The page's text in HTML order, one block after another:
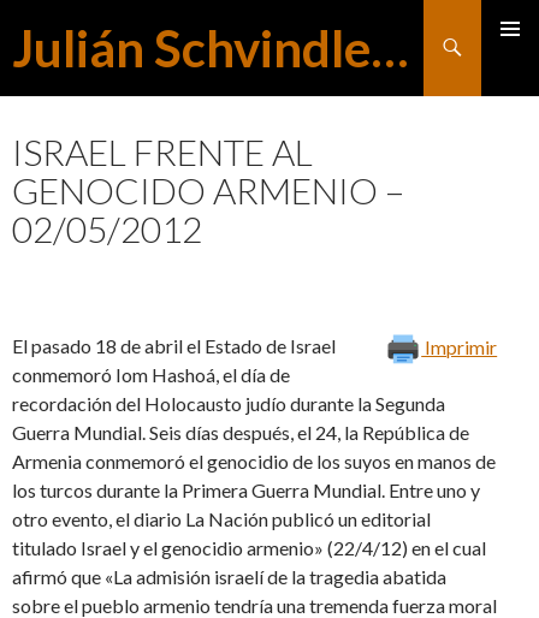
Julián Schvindlerman
Buscar
AL
ISRAEL FRENTE AL
GENOCIDO ARMENIO –
02/05/2012
Imprimir
El pasado 18 de abril el Estado de Israel
conmemoró Iom Hashoá, el día de
recordación del Holocausto judío durante la Segunda
Guerra Mundial. Seis días después, el 24, la República de
Armenia conmemoró el genocidio de los suyos en manos de
los turcos durante la Primera Guerra Mundial. Entre uno y
otro evento, el diario La Nación publicó un editorial
titulado Israel y el genocidio armenio» (22/4/12) en el cual
afirmó que «La admisión israelí de la tragedia abatida
sobre el pueblo armenio tendría una tremenda fuerza moral